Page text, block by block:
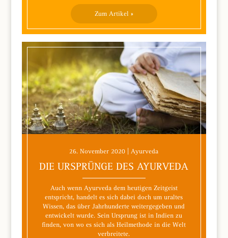
Zum Artikel »
26. November 2020 | Ayurveda
DIE URSPRÜNGE DES AYURVEDA
Auch wenn Ayurveda dem heutigen Zeitgeist
entspricht, handelt es sich dabei doch um uraltes
Wissen, das über Jahrhunderte weitergegeben und
entwickelt wurde. Sein Ursprung ist in Indien zu
finden, von wo es sich als Heilmethode in die Welt
verbreitete.